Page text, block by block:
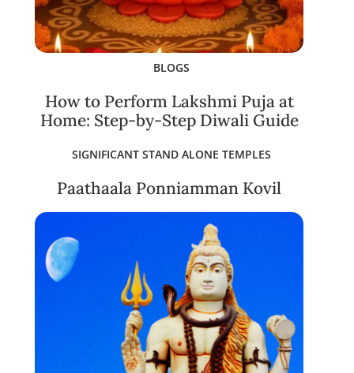
BLOGS
How to Perform Lakshmi Puja at
Home: Step-by-Step Diwali Guide
SIGNIFICANT STAND ALONE TEMPLES
Paathaala Ponniamman Kovil